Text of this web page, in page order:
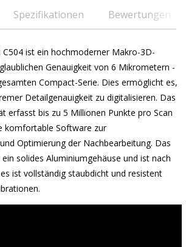
Spezifikationen Bewertungen
ist ein hochmoderner Makro-3D-
Genauigkeit von 6 Mikrometern -
Compact-Serie. Dies ermöglicht es,
Detailgenauigkeit zu digitalisieren. Das
erfasst bis zu 5 Millionen Punkte pro Scan
komfortable Software zur
Optimierung der Nachbearbeitung. Das
solides Aluminiumgehäuse und ist nach
ist vollständig staubdicht und resistent